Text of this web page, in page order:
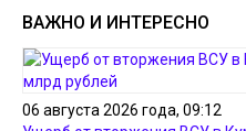
ВАЖНО И ИНТЕРЕСНО
06 августа 2026 года, 09:12